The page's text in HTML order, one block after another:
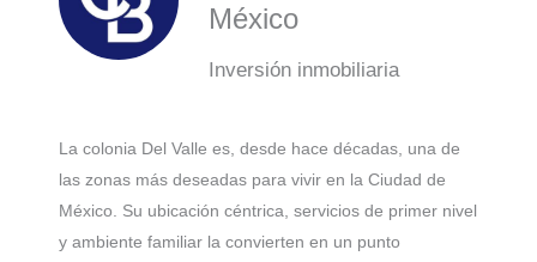
México
Inversión inmobiliaria
La colonia Del Valle es, desde hace décadas, una de
las zonas más deseadas para vivir en la Ciudad de
México. Su ubicación céntrica, servicios de primer nivel
y ambiente familiar la convierten en un punto